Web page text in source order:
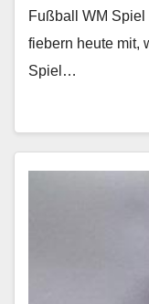
Fußball WM
fiebern heute mit,
Spiel…